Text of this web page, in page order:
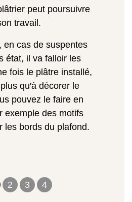
2 3 4
peut poursuivre
travail.
en cas de suspentes
état, il va falloir les
fois le plâtre installé,
qu'à décorer le
pouvez le faire en
exemple des motifs
les bords du plafond.